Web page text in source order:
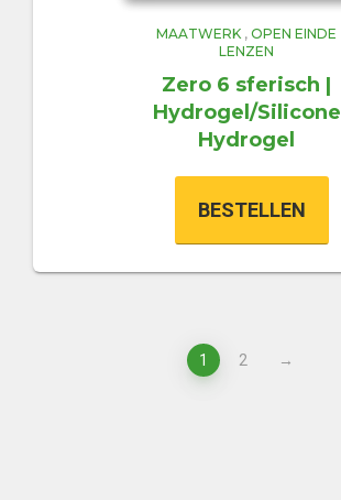
MAATWERK, OPEN EINDE
LENZEN
Zero 6 sferisch |
Hydrogel/Silicone
Hydrogel
BESTELLEN
1 2 →